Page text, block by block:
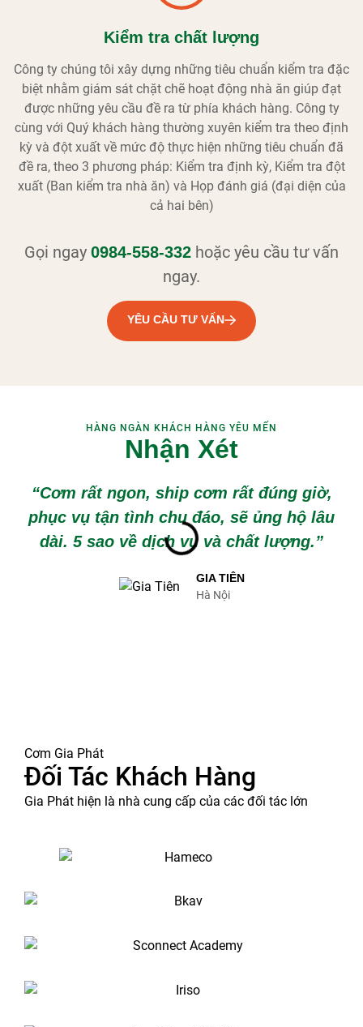
Kiểm tra chất lượng
Công ty chúng tôi xây dựng những tiêu chuẩn kiểm tra đặc
biệt nhằm giám sát chặt chẽ hoạt động nhà ăn giúp đạt
được những yêu cầu đề ra từ phía khách hàng. Công ty
cùng với Quý khách hàng thường xuyên kiểm tra theo định
kỳ và đột xuất về mức độ thực hiện những tiêu chuẩn đã
đề ra, theo 3 phương pháp: Kiểm tra định kỳ, Kiểm tra đột
xuất (Ban kiểm tra nhà ăn) và Họp đánh giá (đại diện của
cả hai bên)
Gọi ngay 0984-558-332 hoặc yêu cầu tư vấn
ngay.
YÊU CẦU TƯ VẤN
HÀNG NGÀN KHÁCH HÀNG YÊU MẾN
Nhận Xét
“Cơm rất ngon, ship cơm rất đúng giờ,
phục vụ tận tình chu đáo, sẽ ủng hộ lâu
dài. 5 sao về dịch vụ và chất lượng.”
GIA TIÊN
Hà Nội
Cơm Gia Phát
Đối Tác Khách Hàng
Gia Phát hiện là nhà cung cấp của các đối tác lớn